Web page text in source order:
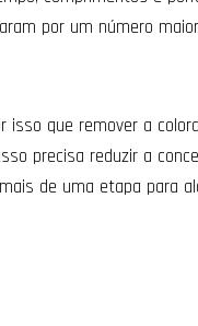
por um número
isso que remover a
precisa reduzir a
de uma etapa para